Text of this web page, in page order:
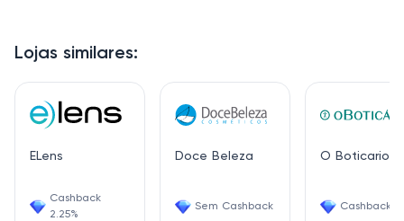
Lojas similares:
ELens
Cashback
2.25%
Doce Beleza
Sem Cashback
O Boticario
Cashback